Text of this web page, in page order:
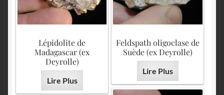
Contactez-nous
Lépidolite de
Madagascar (ex
Deyrolle)
Lire Plus
Feldspath oligoclase de
Suède (ex Deyrolle)
Lire Plus